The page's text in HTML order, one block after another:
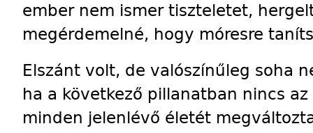
ember nem ismer tiszteletet,
megérdemelné, hogy móresre
Elszánt volt, de valószínűleg soha
ha a következő pillanatban nincs
minden jelenlévő életét